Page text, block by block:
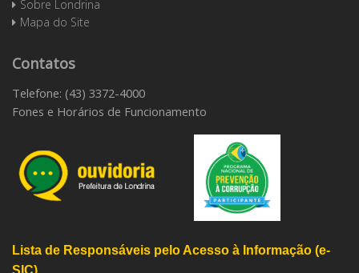
Sobre Londrina
Mapa do Site
Contatos
Telefone: (43) 3372-4000
Fones e Horários de Funcionamento
Lista de Responsáveis pelo Acesso à Informação (e-
SIC)